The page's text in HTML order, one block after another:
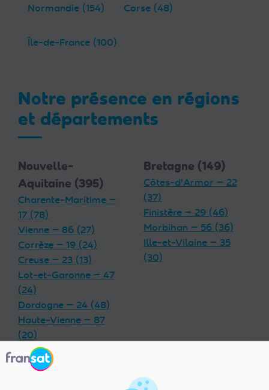
Normandie (154) Corse (48)
Île-de-France (100)
Notre présence en régions
et départements
Nouvelle-
Aquitaine (395)
Charente-Maritime —
17 (78)
Vienne — 86 (27)
Corrèze — 19 (24)
Creuse — 23 (13)
Lot-et-Garonne — 47
(24)
Dordogne — 24 (48)
Haute-Vienne — 87
(20)
Charente — 16 (32)
Landes — 40 (33)
Bretagne (149)
Côtes-d'Armor — 22
(37)
Finistère — 29 (46)
Morbihan — 56 (36)
Ille-et-Vilaine — 35
(30)